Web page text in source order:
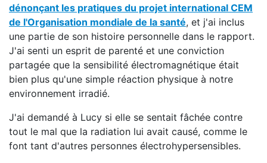
dénonçant les pratiques du projet international CEM
de l'Organisation mondiale de la santé, et j'ai inclus
une partie de son histoire personnelle dans le rapport.
J'ai senti un esprit de parenté et une conviction
partagée que la sensibilité électromagnétique était
bien plus qu'une simple réaction physique à notre
environnement irradié.
J'ai demandé à Lucy si elle se sentait fâchée contre
tout le mal que la radiation lui avait causé, comme le
font tant d'autres personnes électrohypersensibles.